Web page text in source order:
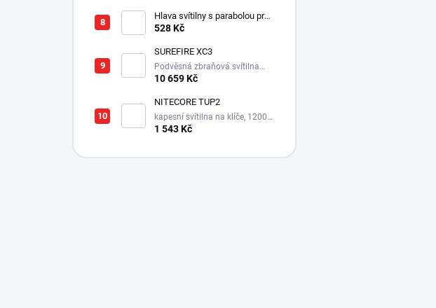
Hlava svítilny s parabolou pro
Survivor LED XPE
528 Kč
SUREFIRE XC3
Podvěsná zbraňová svítilna
550 lm s integrovanou montáží
10 659 Kč
NITECORE TUP2
kapesní svítilna na klíče, 1200
lm, 125 m
1 543 Kč